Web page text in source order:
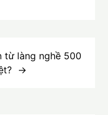
từ làng nghề 500